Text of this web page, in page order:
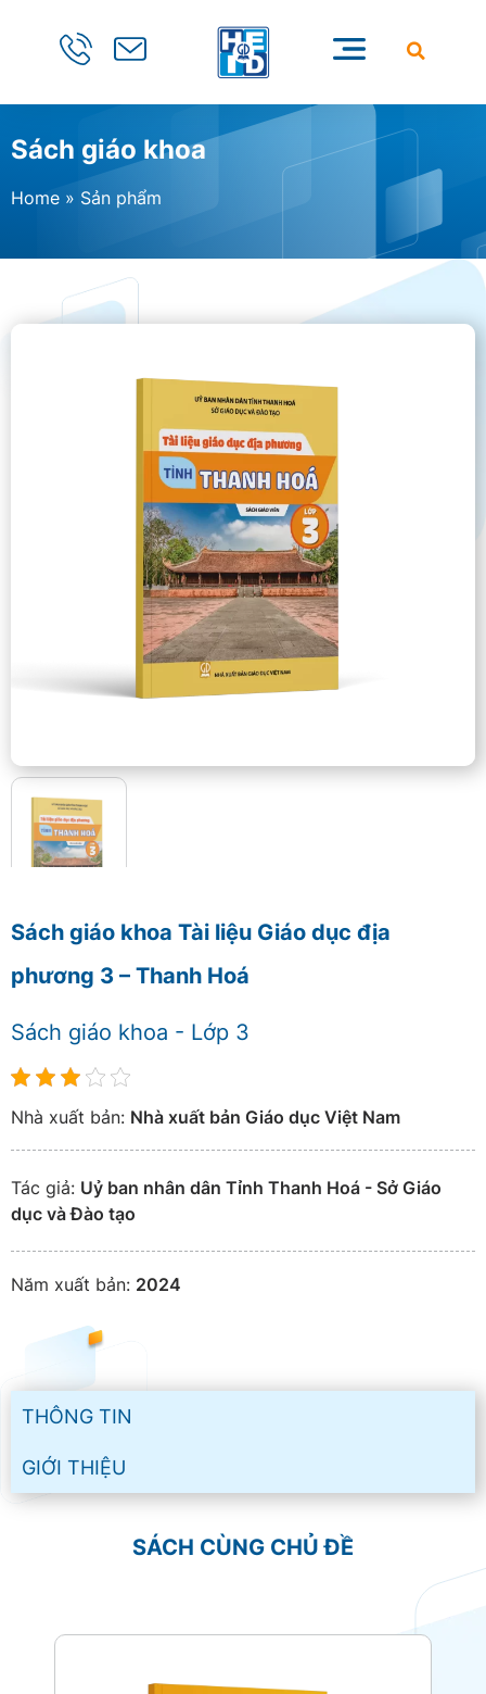
Sách giáo khoa
Home » Sản phẩm
Sách giáo khoa Tài liệu Giáo dục địa
phương 3 – Thanh Hoá
Sách giáo khoa - Lớp 3
Nhà xuất bản: Nhà xuất bản Giáo dục Việt Nam
Tác giả: Uỷ ban nhân dân Tỉnh Thanh Hoá - Sở Giáo
dục và Đào tạo
Năm xuất bản: 2024
THÔNG TIN
GIỚI THIỆU
SÁCH CÙNG CHỦ ĐỀ